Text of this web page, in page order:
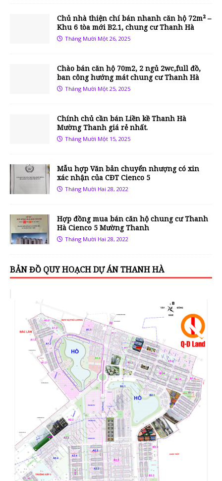
Chủ nhà thiện chí bán nhanh căn hộ 72m² –
Khu 6 tòa mới B2.1, chung cư Thanh Hà
Tháng Mười Một 26, 2025
Chào bán căn hộ 70m2, 2 ngủ 2wc,full đồ,
ban công hướng mát chung cư Thanh Hà
Tháng Mười Một 25, 2025
Chính chủ cần bán Liền kề Thanh Hà
Mường Thanh giá rẻ nhất.
Tháng Mười Một 15, 2025
Mẫu hợp Văn bản chuyển nhượng có xin
xác nhận của CĐT Cienco 5
Tháng Mười Hai 28, 2022
Hợp đồng mua bán căn hộ chung cư Thanh
Hà Cienco 5 Mường Thanh
Tháng Mười Hai 28, 2022
BẢN ĐỒ QUY HOẠCH DỰ ÁN THANH HÀ